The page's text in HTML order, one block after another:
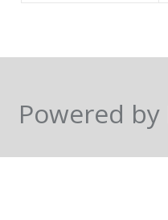
Powered by